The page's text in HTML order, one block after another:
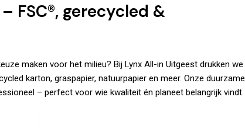
FSC®, gerecycled &
maken voor het milieu? Bij Lynx All-in Uitgeest drukken we
karton, graspapier, natuurpapier en meer. Onze duurzame
– perfect voor wie kwaliteit én planeet belangrijk vindt.